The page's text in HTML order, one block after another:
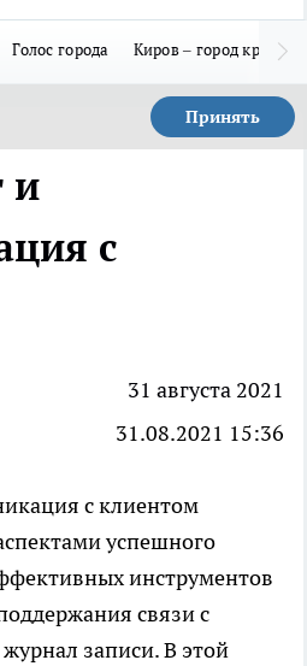
Голос города Киров – город
Принять
и
с
31 августа 2021
31.08.2021 15:36
с клиентом
успешного
инструментов
связи с
записи. В этой